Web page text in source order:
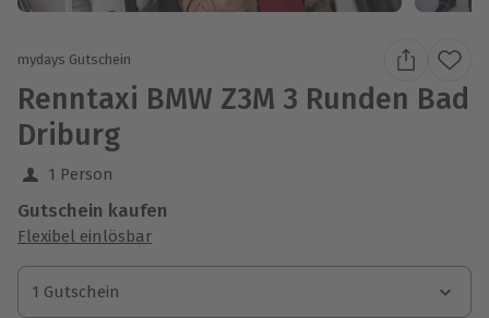
mydays Gutschein
Renntaxi BMW Z3M 3 Runden Bad
Driburg
1 Person
Gutschein kaufen
Flexibel einlösbar
1 Gutschein
1 Gutschein
1 Gutschein